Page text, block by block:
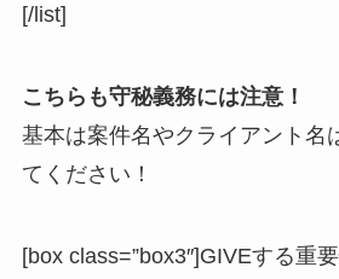
[/list]
こちらも守秘義務には注意！
基本は案件名やクライアント名
てください！
[box class=”box3″]GIVEする